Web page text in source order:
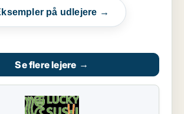
på udlejere →
Se flere lejere →